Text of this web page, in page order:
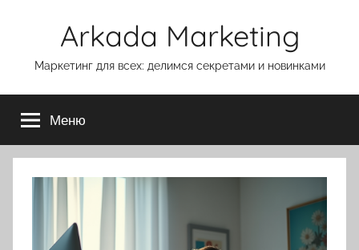
Arkada Marketing
Маркетинг для всех: делимся секретами и новинками
Меню